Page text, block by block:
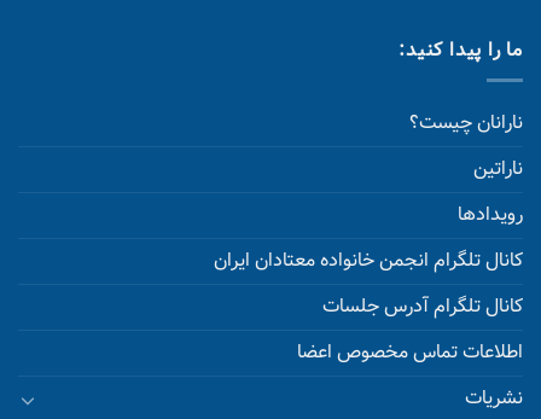
ما را پیدا کنید:
نارانان چیست؟
ناراتین
رویدادها
کانال تلگرام انجمن خانواده معتادان ایران
کانال تلگرام آدرس جلسات
اطلاعات تماس مخصوص اعضا
نشریات